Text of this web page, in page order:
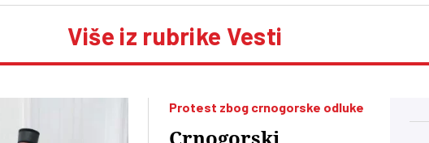
Više iz rubrike Vesti
Protest zbog crnogorske odluke